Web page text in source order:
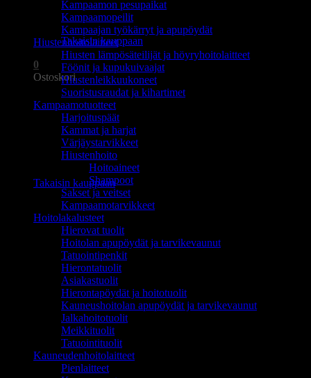
Ostoskori on tyhjä.
Takaisin kauppaan
0
Ostoskori
Ostoskori on tyhjä.
Takaisin kauppaan
Kampaamon pesupaikat
Kampaamopeilit
Kampaajan työkärryt ja apupöydät
Hiustenhoitolaitteet
Hiusten lämpösäteilijät ja höyryhoitolaitteet
Föönit ja kupukuivaajat
Hiustenleikkuukoneet
Suoristusraudat ja kihartimet
Kampaamotuotteet
Harjoituspäät
Kammat ja harjat
Värjäystarvikkeet
Hiustenhoito
Hoitoaineet
Shampoot
Sakset ja veitset
Kampaamotarvikkeet
Hoitolakalusteet
Hierovat tuolit
Hoitolan apupöydät ja tarvikevaunut
Tatuointipenkit
Hierontatuolit
Asiakastuolit
Hierontapöydät ja hoitotuolit
Kauneushoitolan apupöydät ja tarvikevaunut
Jalkahoitotuolit
Meikkituolit
Tatuointituolit
Kauneudenhoitolaitteet
Pienlaitteet